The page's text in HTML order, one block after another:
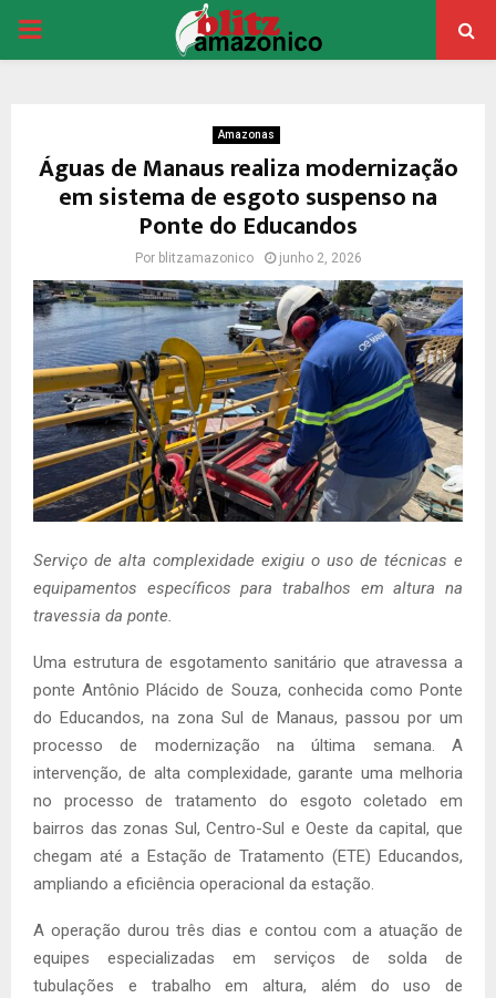
PRIMARY
Amazonas
Águas de Manaus realiza modernização
em sistema de esgoto suspenso na
Ponte do Educandos
Por blitzamazonico junho 2, 2026
Serviço de alta complexidade exigiu o uso de técnicas e
equipamentos específicos para trabalhos em altura na
travessia da ponte.
Uma estrutura de esgotamento sanitário que atravessa a
ponte Antônio Plácido de Souza, conhecida como Ponte
do Educandos, na zona Sul de Manaus, passou por um
processo de modernização na última semana. A
intervenção, de alta complexidade, garante uma melhoria
no processo de tratamento do esgoto coletado em
bairros das zonas Sul, Centro-Sul e Oeste da capital, que
chegam até a Estação de Tratamento (ETE) Educandos,
ampliando a eficiência operacional da estação.
A operação durou três dias e contou com a atuação de
equipes especializadas em serviços de solda de
tubulações e trabalho em altura, além do uso de